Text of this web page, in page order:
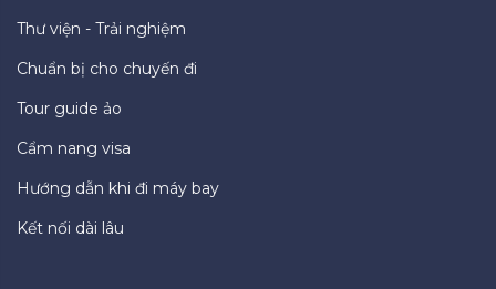
Thư viện - Trải nghiệm
Chuẩn bị cho chuyến đi
Tour guide ảo
Cẩm nang visa
Hướng dẫn khi đi máy bay
Kết nối dài lâu